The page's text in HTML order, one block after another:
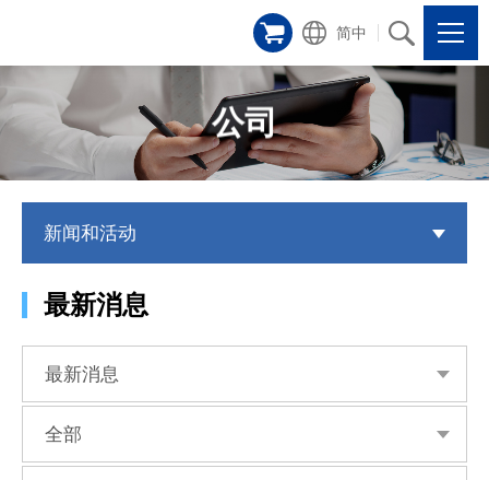
简中
公司
新闻和活动
最新消息
最新消息
全部